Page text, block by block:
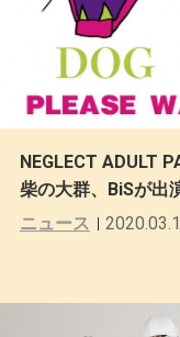
NEGLECT ADULT
柴の大群、BiSが出
ニュース